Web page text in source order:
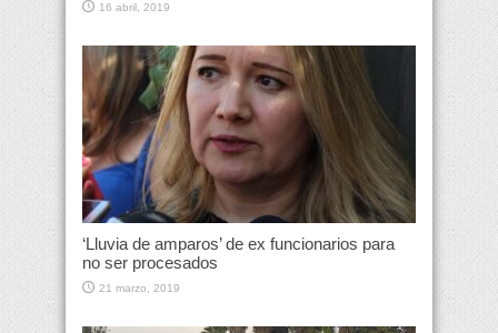
16 abril, 2019
‘Lluvia de amparos’ de ex funcionarios para
no ser procesados
21 marzo, 2019